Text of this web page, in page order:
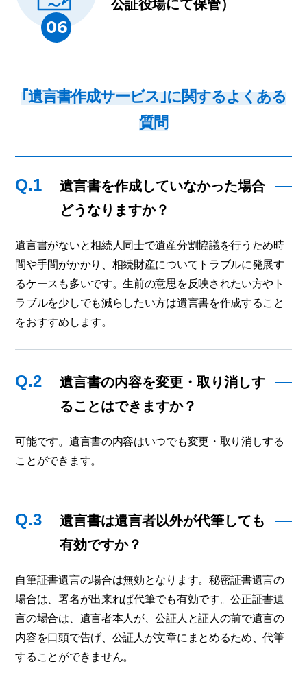
06
公証役場にて保管）
｢遺言書作成サービス｣に関するよくある
質問
Q.1
遺言書を作成していなかった場合
どうなりますか？
遺言書がないと相続人同士で遺産分割協議を行うため時
間や手間がかかり、相続財産についてトラブルに発展す
るケースも多いです。生前の意思を反映されたい方やト
ラブルを少しでも減らしたい方は遺言書を作成すること
をおすすめします。
Q.2
遺言書の内容を変更・取り消しす
ることはできますか？
可能です。遺言書の内容はいつでも変更・取り消しする
ことができます。
Q.3
遺言書は遺言者以外が代筆しても
有効ですか？
自筆証書遺言の場合は無効となります。秘密証書遺言の
場合は、署名が出来れば代筆でも有効です。公正証書遺
言の場合は、遺言者本人が、公証人と証人の前で遺言の
内容を口頭で告げ、公証人が文章にまとめるため、代筆
することができません。